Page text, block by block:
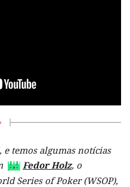
e temos algumas notícias
Fedor Holz, o
Series of Poker (WSOP),